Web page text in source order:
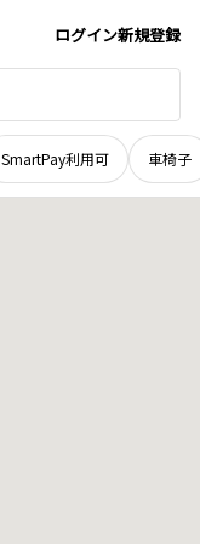
ログイン新規登録
SmartPay利用可 車椅子